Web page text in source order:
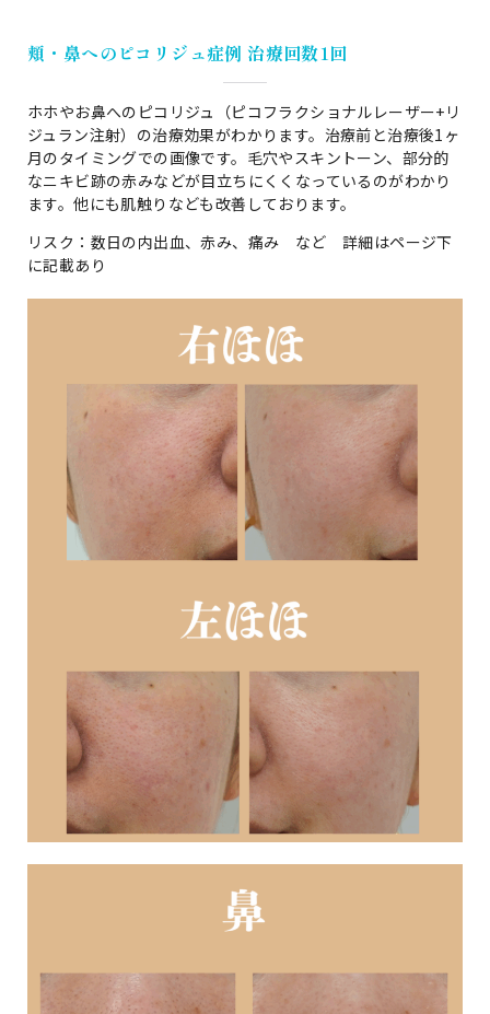
頬・鼻へのピコリジュ症例 治療回数1回
ホホやお鼻へのピコリジュ（ピコフラクショナルレーザー+リ
ジュラン注射）の治療効果がわかります。治療前と治療後1ヶ
月のタイミングでの画像です。毛穴やスキントーン、部分的
なニキビ跡の赤みなどが目立ちにくくなっているのがわかり
ます。他にも肌触りなども改善しております。
リスク：数日の内出血、赤み、痛み など 詳細はページ下
に記載あり